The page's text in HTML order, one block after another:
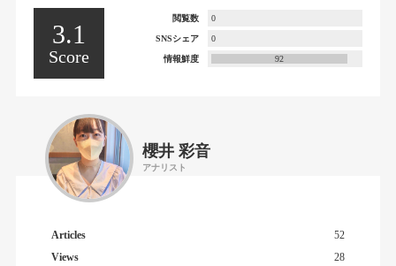
3.1
Score
閲覧数 0
SNSシェア 0
情報鮮度 92
櫻井 彩音
アナリスト
Articles
52
Views
28